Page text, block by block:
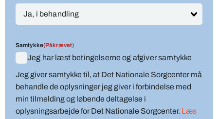
Samtykke(Påkrævet)
Jeg har læst betingelserne og afgiver samtykke
Jeg giver samtykke til, at Det Nationale Sorgcenter må
behandle de oplysninger jeg giver i forbindelse med
min tilmelding og løbende deltagelse i
oplysningsarbejde for Det Nationale Sorgcenter. Læs